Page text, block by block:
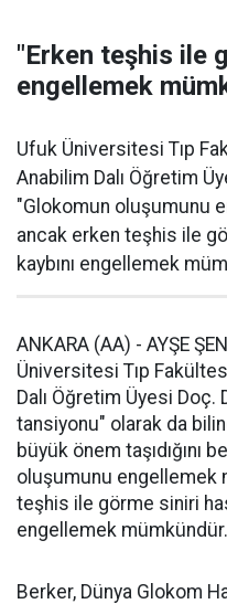
"Erken teşhis ile
engellemek
Ufuk Üniversitesi Tıp
Anabilim Dalı Öğretim
"Glokomun oluşumunu
ancak erken teşhis ile
kaybını engellemek
ANKARA (AA) - AYŞE
Üniversitesi Tıp
Dalı Öğretim Üyesi Doç.
tansiyonu" olarak da
büyük önem taşıdığını
oluşumunu engellemek
teşhis ile görme siniri
engellemek
Berker, Dünya Glokom